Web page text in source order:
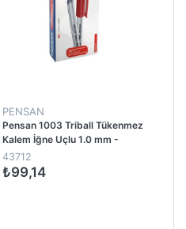
PENSAN
Pensan 1003 Triball Tükenmez
Kalem İğne Uçlu 1.0 mm -
Kırmızı (12 Adet)
43712
₺99,14